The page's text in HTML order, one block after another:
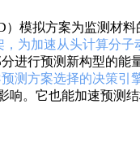
模拟方案为监测材
，为加速从头计算分
进行预测新构型的能
测方案选择的决策引
。它也能加速预测结